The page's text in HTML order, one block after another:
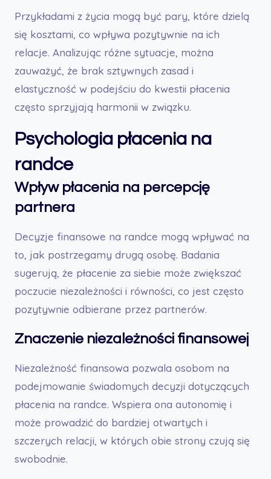
Przykładami z życia mogą być pary, które dzielą
się kosztami, co wpływa pozytywnie na ich
relacje. Analizując różne sytuacje, można
zauważyć, że brak sztywnych zasad i
elastyczność w podejściu do kwestii płacenia
często sprzyjają harmonii w związku.
Psychologia płacenia na
randce
Wpływ płacenia na percepcję
partnera
Decyzje finansowe na randce mogą wpływać na
to, jak postrzegamy drugą osobę. Badania
sugerują, że płacenie za siebie może zwiększać
poczucie niezależności i równości, co jest często
pozytywnie odbierane przez partnerów.
Znaczenie niezależności finansowej
Niezależność finansowa pozwala osobom na
podejmowanie świadomych decyzji dotyczących
płacenia na randce. Wspiera ona autonomię i
może prowadzić do bardziej otwartych i
szczerych relacji, w których obie strony czują się
swobodnie.